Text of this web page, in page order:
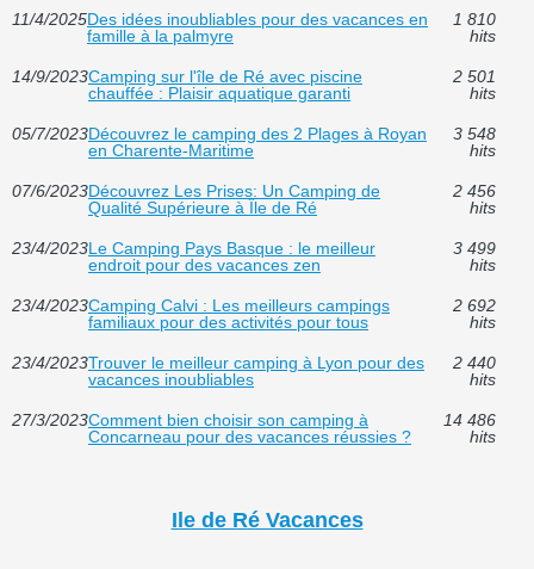
11/4/2025Des idées inoubliables pour des vacances en
famille à la palmyre
1 810
hits
14/9/2023Camping sur l'île de Ré avec piscine
chauffée : Plaisir aquatique garanti
2 501
hits
05/7/2023Découvrez le camping des 2 Plages à Royan
en Charente-Maritime
3 548
hits
07/6/2023Découvrez Les Prises: Un Camping de
Qualité Supérieure à Île de Ré
2 456
hits
23/4/2023Le Camping Pays Basque : le meilleur
endroit pour des vacances zen
3 499
hits
23/4/2023Camping Calvi : Les meilleurs campings
familiaux pour des activités pour tous
2 692
hits
23/4/2023Trouver le meilleur camping à Lyon pour des
vacances inoubliables
2 440
hits
27/3/2023Comment bien choisir son camping à
Concarneau pour des vacances réussies ?
14 486
hits
Ile de Ré Vacances